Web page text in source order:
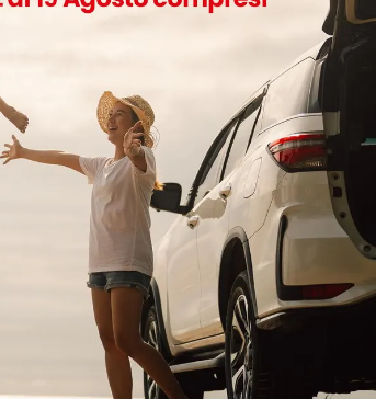
COMPASS 1.3 PLUG IN HYBRID
16.900 €
Elettrica/Benzina
SCHEDA AUTO